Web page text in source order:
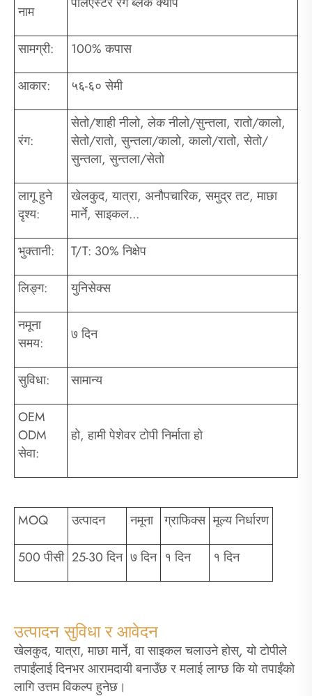
नाम
सामग्री: 100% कपास
आकार: ५६-६० सेमी
रंग:
सेतो/शाही नीलो, लेक नीलो/सुन्तला, रातो/कालो,
सेतो/रातो, सुन्तला/कालो, कालो/रातो, सेतो/
सुन्तला, सुन्तला/सेतो
लागू हुने
दृश्य:
खेलकुद, यात्रा, अनौपचारिक, समुद्र तट, माछा
मार्ने, साइकल...
भुक्तानी: T/T: 30% निक्षेप
लिङ्ग: युनिसेक्स
नमूना
समय:
७ दिन
सुविधा: सामान्य
OEM
ODM
सेवा:
हो, हामी पेशेवर टोपी निर्माता हो
MOQ उत्पादन नमूना ग्राफिक्स मूल्य निर्धारण
500 पीसी 25-30 दिन ७ दिन १ दिन १ दिन
उत्पादन सुविधा र आवेदन
खेलकुद, यात्रा, माछा मार्ने, वा साइकल चलाउने होस्, यो टोपीले
तपाईंलाई दिनभर आरामदायी बनाउँछ र मलाई लाग्छ कि यो तपाईंको
लागि उत्तम विकल्प हुनेछ।